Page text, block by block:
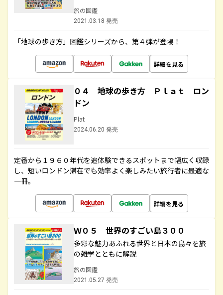
旅の図鑑
2021.03.18 発売
「地球の歩き方」図鑑シリーズから、第４弾が登場！
詳細を見る
０４ 地球の歩き方 Ｐｌａｔ ロン
ドン
Plat
2024.06.20 発売
定番から１９６０年代を追体験できるスポットまで幅広く収録
し、短いロンドン滞在でも効率よく楽しみたい旅行者に最適な
一冊。
詳細を見る
Ｗ０５ 世界のすごい島３００
多彩な魅力あふれる世界と日本の島々を旅
の雑学とともに解説
旅の図鑑
2021.05.27 発売